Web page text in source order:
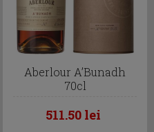
Aberlour A’Bunadh
70cl
511.50 lei